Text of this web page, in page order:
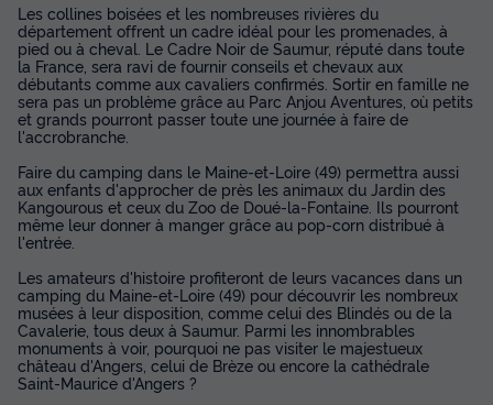
Les collines boisées et les nombreuses rivières du
département offrent un cadre idéal pour les promenades, à
pied ou à cheval. Le Cadre Noir de Saumur, réputé dans toute
la France, sera ravi de fournir conseils et chevaux aux
débutants comme aux cavaliers confirmés. Sortir en famille ne
sera pas un problème grâce au Parc Anjou Aventures, où petits
et grands pourront passer toute une journée à faire de
l'accrobranche.
Faire du camping dans le Maine-et-Loire (49) permettra aussi
aux enfants d'approcher de près les animaux du Jardin des
Kangourous et ceux du Zoo de Doué-la-Fontaine. Ils pourront
même leur donner à manger grâce au pop-corn distribué à
l'entrée.
Les amateurs d'histoire profiteront de leurs vacances dans un
camping du Maine-et-Loire (49) pour découvrir les nombreux
musées à leur disposition, comme celui des Blindés ou de la
Cavalerie, tous deux à Saumur. Parmi les innombrables
monuments à voir, pourquoi ne pas visiter le majestueux
château d'Angers, celui de Brèze ou encore la cathédrale
Saint-Maurice d'Angers ?